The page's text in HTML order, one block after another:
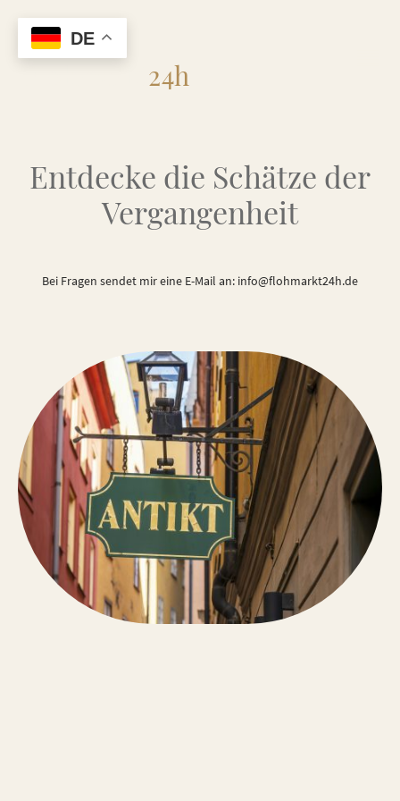
24h
Entdecke die Schätze der
Vergangenheit
Bei Fragen sendet mir eine E-Mail an: info@flohmarkt24h.de
DE